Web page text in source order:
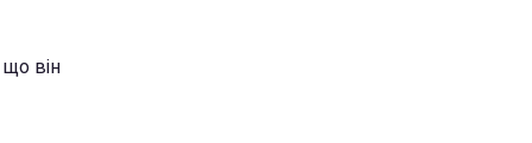
що він